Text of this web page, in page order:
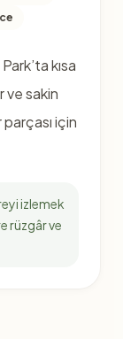
kısa
ve sakin
için
izlemek
rüzgâr ve